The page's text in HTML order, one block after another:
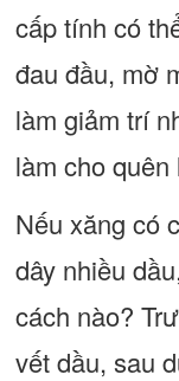
cấp tính có
đau đầu, mờ
làm giảm trí
làm cho
Nếu xăng có
dây nhiều
cách nào?
vết dầu, sau